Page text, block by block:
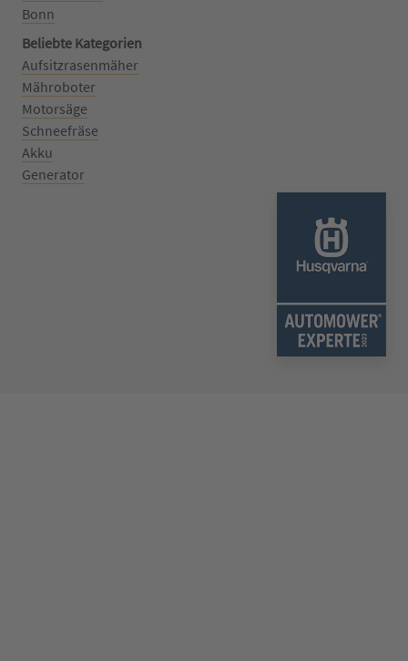
Bonn
Beliebte Kategorien
Aufsitzrasenmäher
Mähroboter
Motorsäge
Schneefräse
Akku
Generator